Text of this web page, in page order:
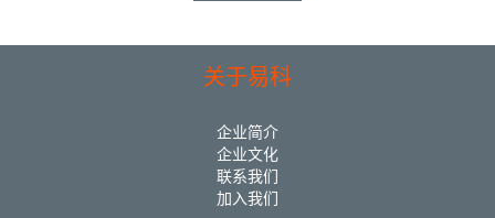
关于易科
企业简介
企业文化
联系我们
加入我们